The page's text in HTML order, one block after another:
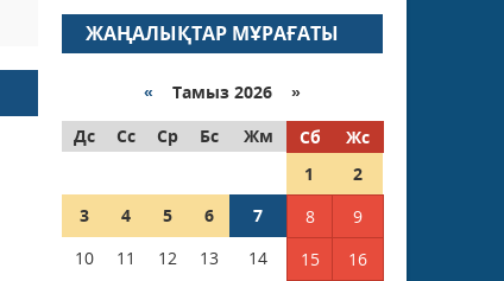
ЖАҢАЛЫҚТАР МҰРАҒАТЫ
« Тамыз 2026 »
Дс
Сс Ср Бс Жм Сб
Жс
1
2
3
4 5 6 7 8
9
10
11 12 13 14 15 16